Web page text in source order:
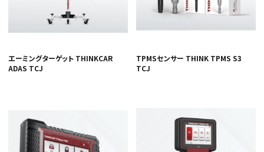
エーミングターゲット THINKCAR
ADAS TCJ
TPMSセンサー THINK TPMS S3
TCJ